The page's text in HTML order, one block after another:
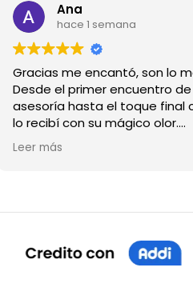
Ana
hace 1 semana
Gracias me
Desde el primer encuentro de
asesoría hasta el toque final
lo recibí con su mágico olor.
Wow.💖
Leer más